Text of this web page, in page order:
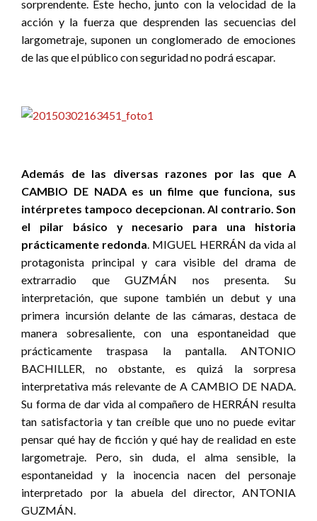
sorprendente. Este hecho, junto con la velocidad de la
acción y la fuerza que desprenden las secuencias del
largometraje, suponen un conglomerado de emociones
de las que el público con seguridad no podrá escapar.
Además de las diversas razones por las que A
CAMBIO DE NADA es un filme que funciona, sus
intérpretes tampoco decepcionan. Al contrario. Son
el pilar básico y necesario para una historia
prácticamente redonda. MIGUEL HERRÁN da vida al
protagonista principal y cara visible del drama de
extrarradio que GUZMÁN nos presenta. Su
interpretación, que supone también un debut y una
primera incursión delante de las cámaras, destaca de
manera sobresaliente, con una espontaneidad que
prácticamente traspasa la pantalla. ANTONIO
BACHILLER, no obstante, es quizá la sorpresa
interpretativa más relevante de A CAMBIO DE NADA.
Su forma de dar vida al compañero de HERRÁN resulta
tan satisfactoria y tan creíble que uno no puede evitar
pensar qué hay de ficción y qué hay de realidad en este
largometraje. Pero, sin duda, el alma sensible, la
espontaneidad y la inocencia nacen del personaje
interpretado por la abuela del director, ANTONIA
GUZMÁN.